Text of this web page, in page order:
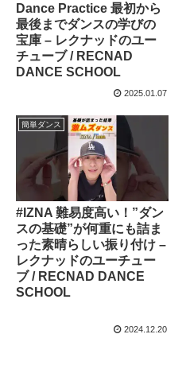
Dance Practice 最初から
最後までダンスの学びの
宝庫 – レクナッドのユー
チューブ / RECNAD
DANCE SCHOOL
2025.01.07
簡単ダンス
#IZNA 難易度高い！”ダン
スの基礎”が何重にも詰ま
った素晴らしい振り付け –
レクナッドのユーチュー
ブ / RECNAD DANCE
SCHOOL
2024.12.20